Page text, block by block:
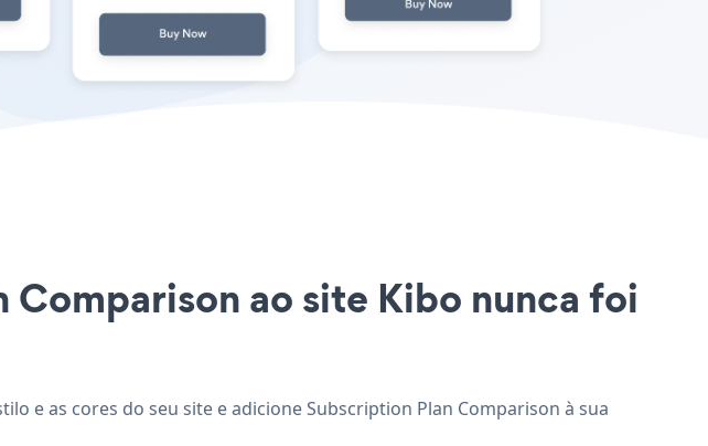
ao site Kibo nunca foi
e as cores do seu site e adicione Subscription Plan Comparison à sua